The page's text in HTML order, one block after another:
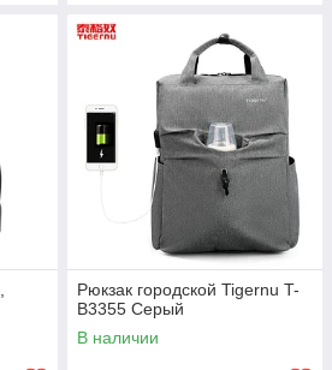
Рюкзак городской Tigernu T-
B3355 Серый
В наличии